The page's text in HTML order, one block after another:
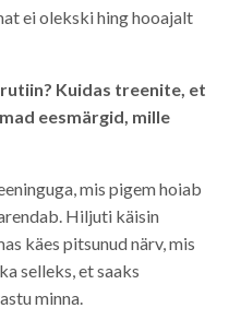
ei olekski hing hooajalt
Kuidas treenite, et
eesmärgid, mille
mis pigem hoiab
Hiljuti käisin
käes pitsunud närv, mis
selleks, et saaks
minna.